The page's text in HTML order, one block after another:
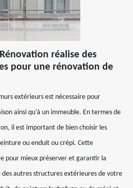
réalise des
pour une rénovation de
extérieurs est nécessaire pour
ainsi qu’à un immeuble. En termes de
il est important de bien choisir les
ou enduit ou crépi. Cette
pour mieux préserver et garantir la
des autres structures extérieures de votre